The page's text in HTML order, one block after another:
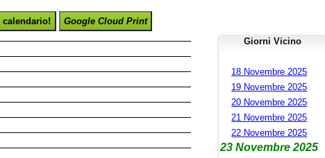
calendario! Google Cloud Print
Giorni Vicino
18 Novembre 2025
19 Novembre 2025
20 Novembre 2025
21 Novembre 2025
22 Novembre 2025
23 Novembre 2025